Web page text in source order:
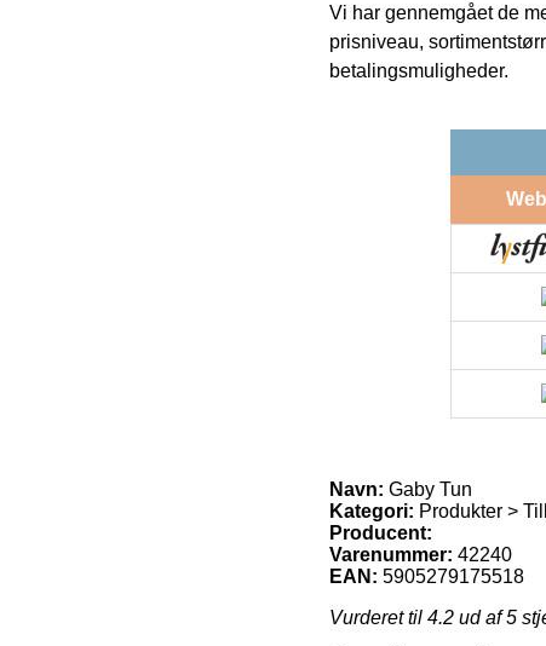
Vi har gennemgået de
prisniveau,
betalingsmuligheder.
Navn: Gaby Tun
Kategori: Produkter >
Producent:
Varenummer: 42240
EAN: 5905279175518
Vurderet til 4.2 ud af 5